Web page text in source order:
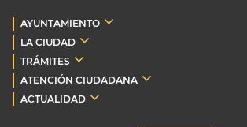
AYUNTAMIENTO
LA CIUDAD
TRÁMITES
ATENCIÓN CIUDADANA
ACTUALIDAD